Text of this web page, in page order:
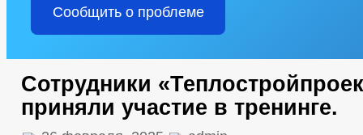
Сообщить о проблеме
Сотрудники
приняли участие в тренинге.